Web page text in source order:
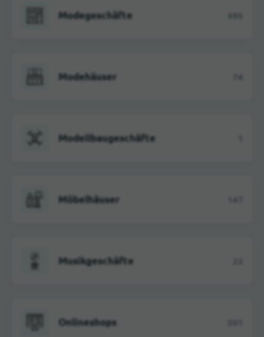
Modegeschäfte 495
Modehäuser 74
Modellbaugeschäfte
Möbelhäuser 147
Musikgeschäfte
Onlineshops